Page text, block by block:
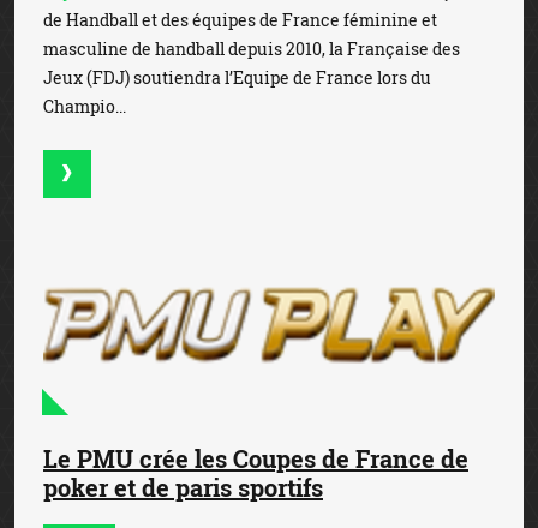
de Handball et des équipes de France féminine et
masculine de handball depuis 2010, la Française des
Jeux (FDJ) soutiendra l’Equipe de France lors du
Champio...
Le PMU crée les Coupes de France de
poker et de paris sportifs